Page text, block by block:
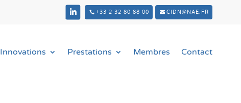
+33 2 32 80 88 00 CIDN@NAE.FR
Innovations Prestations Membres Contact